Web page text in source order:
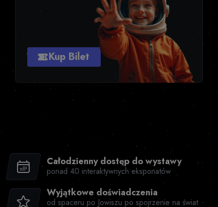
Kup Bilet
Całodzienny dostęp do wystawy
ponad 40 interaktywnych eksponatów
Wyjątkowe doświadczenia
od spaceru po Jowiszu po spojrzenie na świat